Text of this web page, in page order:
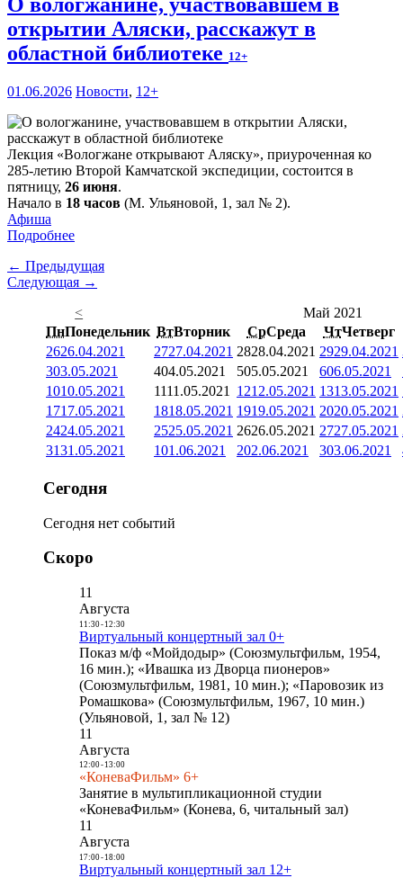
О вологжанине, участвовавшем в
открытии Аляски, расскажут в
областной библиотеке 12+
01.06.2026 Новости, 12+
Лекция «Вологжане открывают Аляску», приуроченная ко
285-летию Второй Камчатской экспедиции, состоится в
пятницу, 26 июня.
Начало в 18 часов (М. Ульяновой, 1, зал № 2).
Афиша
Подробнее
← Предыдущая
Следующая →
<
Май 2021
ПнПонедельник ВтВторник СрСреда ЧтЧетверг
2626.04.2021 2727.04.2021 2828.04.2021 2929.04.2021
303.05.2021 404.05.2021 505.05.2021 606.05.2021
1010.05.2021 1111.05.2021 1212.05.2021 1313.05.2021
1717.05.2021 1818.05.2021 1919.05.2021 2020.05.2021
2424.05.2021 2525.05.2021 2626.05.2021 2727.05.2021
3131.05.2021 101.06.2021 202.06.2021 303.06.2021
Сегодня
Сегодня нет событий
Скоро
11
Августа
11:30- 12:30
Виртуальный концертный зал 0+
Показ м/ф «Мойдодыр» (Союзмультфильм, 1954,
16 мин.); «Ивашка из Дворца пионеров»
(Союзмультфильм, 1981, 10 мин.); «Паровозик из
Ромашкова» (Союзмультфильм, 1967, 10 мин.)
(Ульяновой, 1, зал № 12)
11
Августа
12:00- 13:00
«КоневаФильм» 6+
Занятие в мультипликационной студии
«КоневаФильм» (Конева, 6, читальный зал)
11
Августа
17:00- 18:00
Виртуальный концертный зал 12+